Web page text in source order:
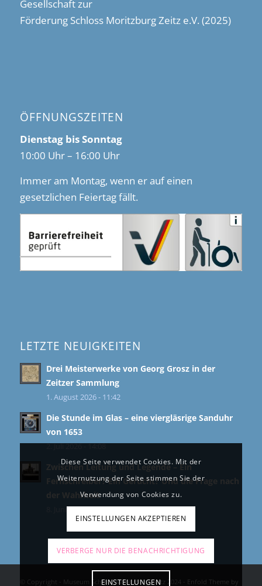
Gesellschaft zur
Förderung Schloss Moritzburg Zeitz e.V. (2025)
ÖFFNUNGSZEITEN
Dienstag bis Sonntag
10:00 Uhr – 16:00 Uhr
Immer am Montag, wenn er auf einen
gesetzlichen Feiertag fällt.
LETZTE NEUIGKEITEN
Drei Meisterwerke von Georg Grosz in der
Zeitzer Sammlung
1. August 2026 - 11:42
Die Stunde im Glas – eine viergläsrige Sanduhr
von 1653
2. Juli 2026 - 14:08
Zwischen Leitung und Legende – Ein
Fernschreiber? Ein Gerücht? Und die Frage nach
der Wahrheit
8. Juni 2026 - 11:39
© Copyright - Museum Schloss Moritzburg Zeitz 2024 - Enfold Theme by
Diese Seite verwendet Cookies. Mit der
Weiternutzung der Seite stimmen Sie der
Verwendung von Cookies zu.
EINSTELLUNGEN AKZEPTIEREN
VERBERGE NUR DIE BENACHRICHTIGUNG
EINSTELLUNGEN